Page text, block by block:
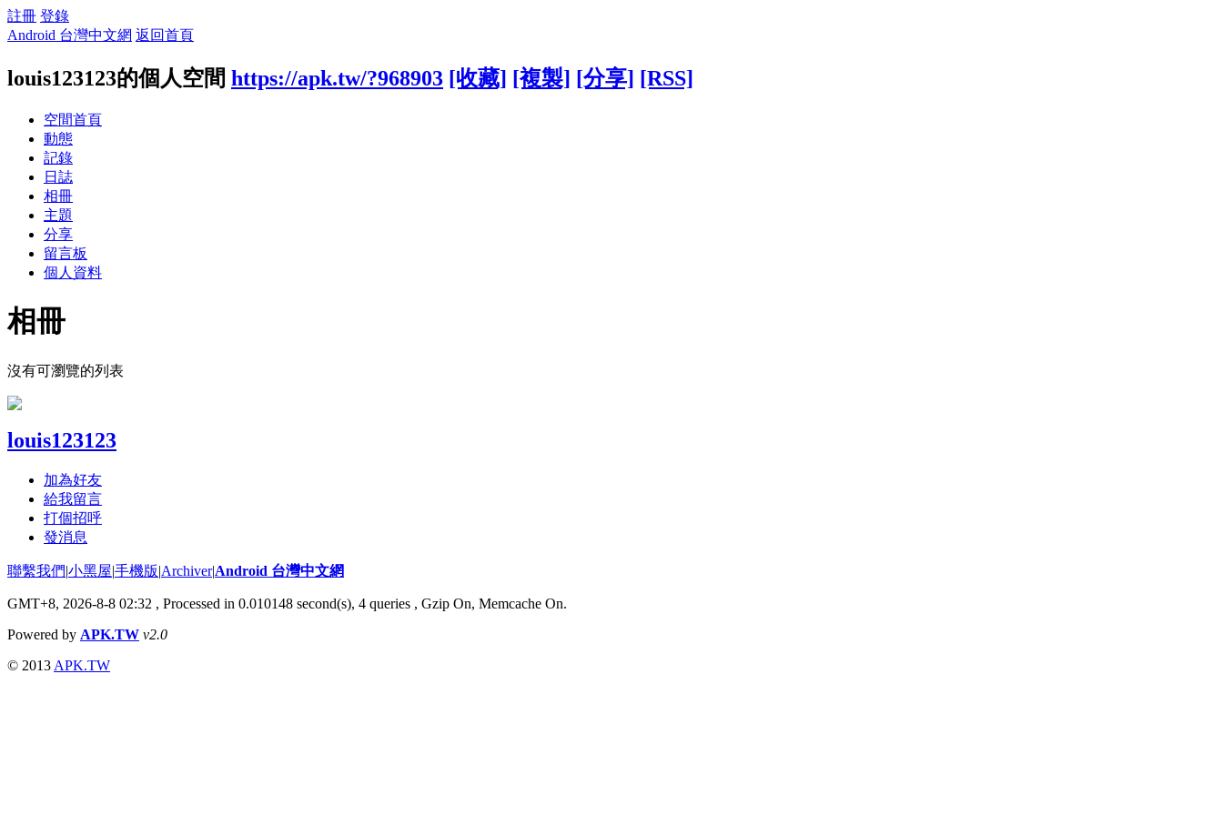
註冊 登錄
Android 台灣中文網 返回首頁
louis123123的個人空間 https://apk.tw/?968903 [收藏] [複製] [分享] [RSS]
空間首頁
動態
記錄
日誌
相冊
主題
分享
留言板
個人資料
相冊
沒有可瀏覽的列表
louis123123
加為好友
給我留言
打個招呼
發消息
聯繫我們|小黑屋|手機版|Archiver|Android 台灣中文網
GMT+8, 2026-8-8 02:32 , Processed in 0.010148 second(s), 4 queries , Gzip On, Memcache On.
Powered by APK.TW v2.0
© 2013 APK.TW